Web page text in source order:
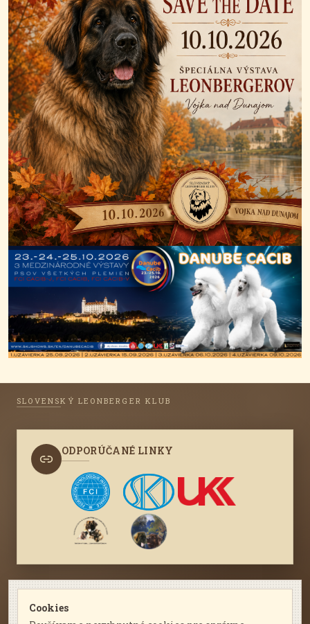
Cookies
SLOVENSKÝ LEONBERGER KLUB
ODPORÚČANÉ LINKY